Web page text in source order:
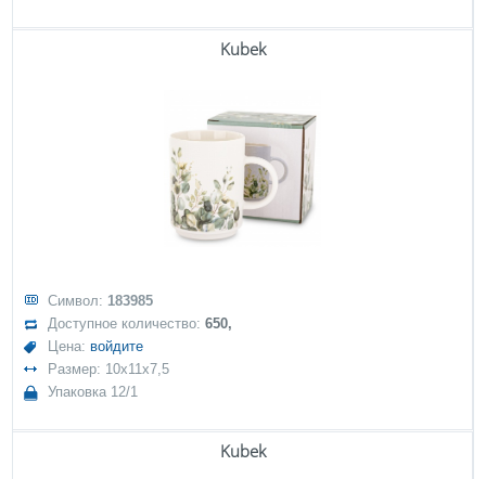
Kubek
Символ: 183985
Доступное количество:650,
Цена: войдите
Размер: 10x11x7,5
Упаковка 12/1
Kubek